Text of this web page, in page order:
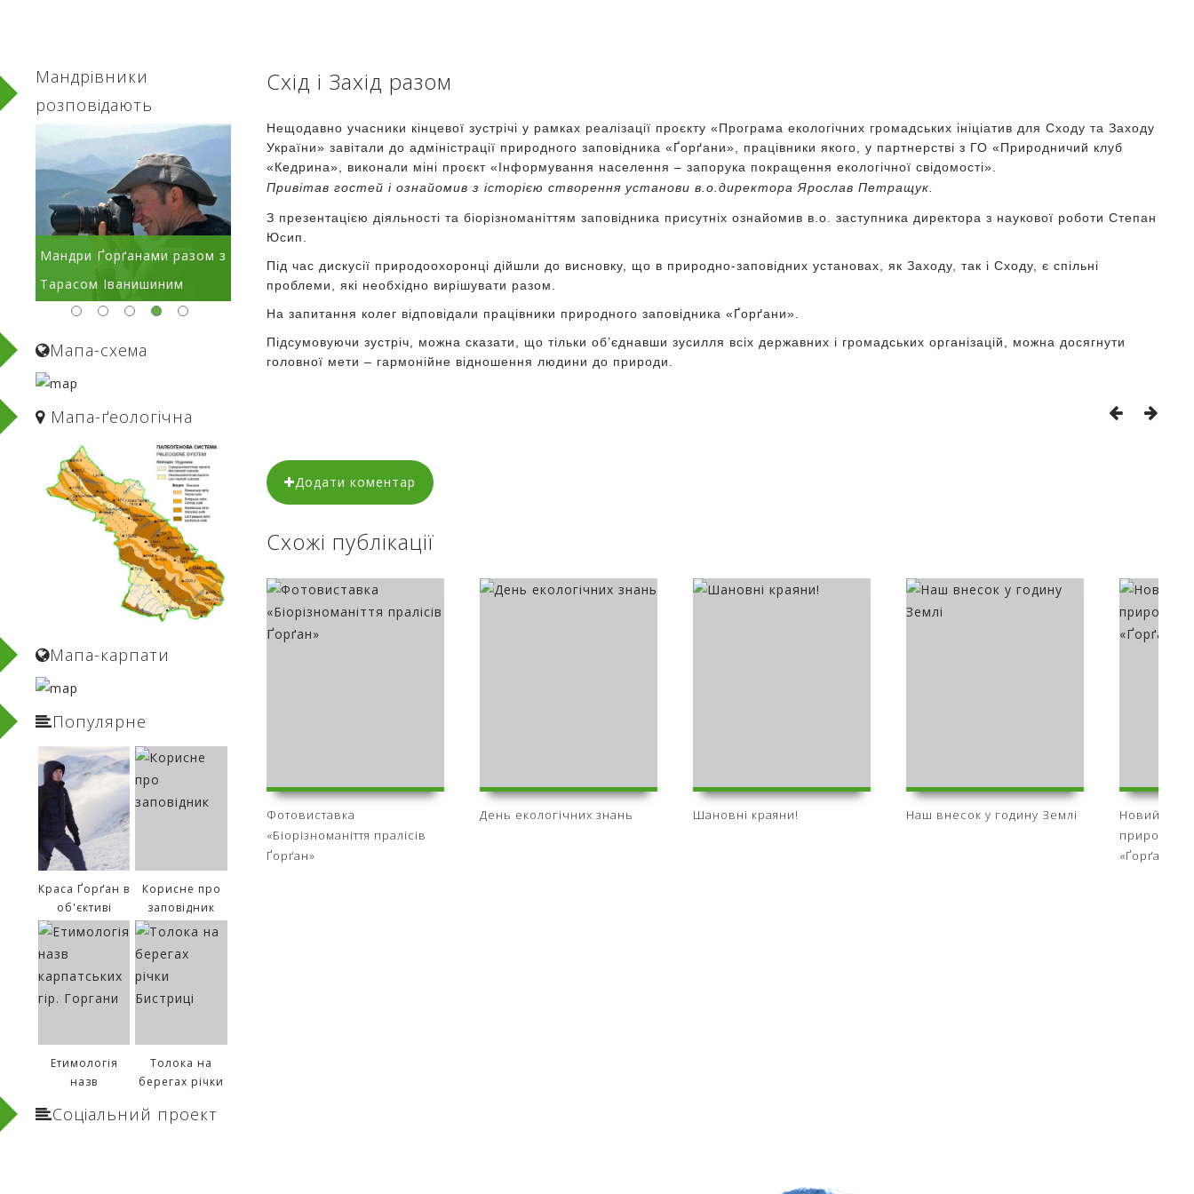
Схід і Захід разом
Нещодавно учасники кінцевої зустрічі у рамках реалізації проєкту «Програма екологічних громадських ініціатив для Сходу та Заходу
України» завітали до адміністрації природного заповідника «Ґорґани», працівники якого, у партнерстві з ГО «Природничий клуб
«Кедрина», виконали міні проєкт «Інформування населення – запорука покращення екологічної свідомості».
Привітав гостей і ознайомив з історією створення установи в.о.директора Ярослав Петращук.
З презентацією діяльності та біорізноманіттям заповідника присутніх ознайомив в.о. заступника директора з наукової роботи Степан
Юсип.
Під час дискусії природоохоронці дійшли до висновку, що в природно-заповідних установах, як Заходу, так і Сходу, є спільні
проблеми, які необхідно вирішувати разом.
На запитання колег відповідали працівники природного заповідника «Ґорґани».
Підсумовуючи зустріч, можна сказати, що тільки об’єднавши зусилля всіх державних і громадських організацій, можна досягнути
головної мети – гармонійне відношення людини до природи.
Додати коментар
Схожі публікації
Фотовиставка
«Біорізноманіття пралісів
Ґорґан»
День екологічних знань Шановні краяни! Наш внесок у годину Землі
Новий
«Ґорґани»
Мандрівники
розповідають
В любові до краю
народжується поезія
Сергія Рижкова
Туман долинами пливе
Мапа-схема
Мапа-ґеологічнa
Мапа-карпати
Популярне
Краса Ґорґан в
об'єктиві
Сергія
Корисне про
заповідник
Етимологія
назв
гір. Горгани
Толока на
берегах річки
Соціальний проект